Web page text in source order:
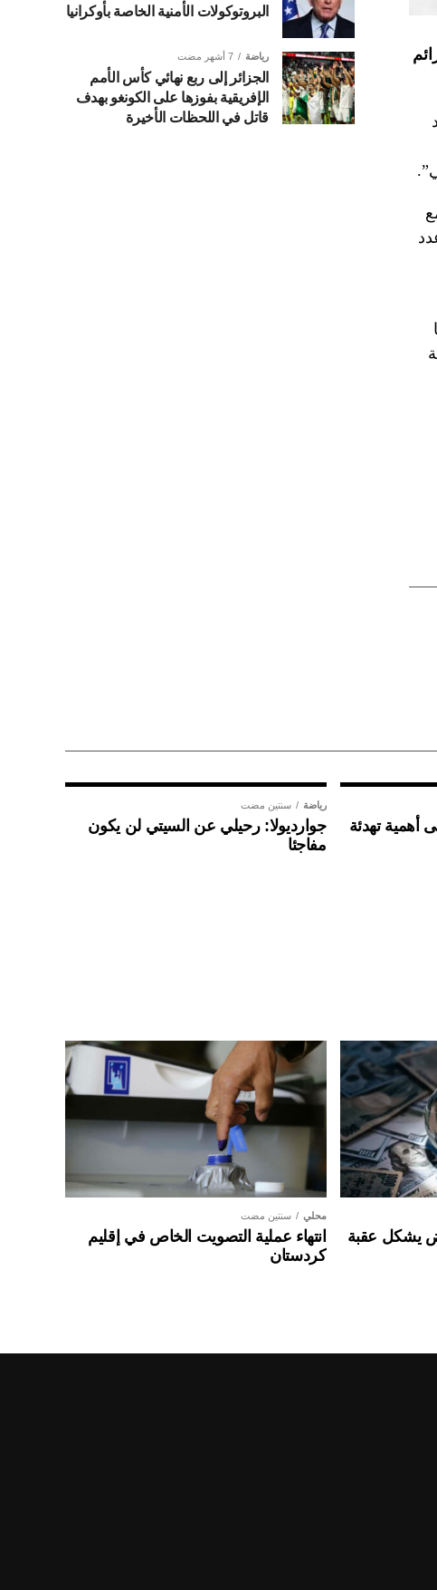
البروتوكولات الأمنية الخاصة بأوكرانيا
رياضة 7 أشهر مضت
الجزائر إلى ربع نهائي كأس الأمم
الإفريقية بفوزها على الكونغو بهدف
قاتل في اللحظات الأخيرة
أهمية تهدئة
رياضة سنتين مضت
جوارديولا: رحيلي عن السيتي لن يكون
مفاجئا
يشكل عقبة
محلي سنتين مضت
انتهاء عملية التصويت الخاص في إقليم
كردستان